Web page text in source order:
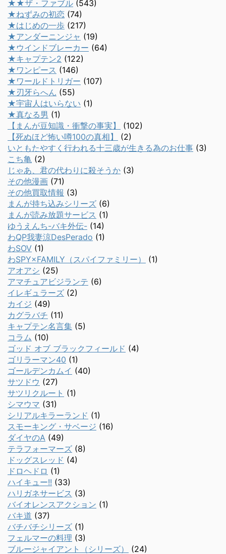
★★ザ・ファブル (543)
★ねずみの初恋 (74)
★はじめの一歩 (217)
★アンダーニンジャ (19)
★ウインドブレーカー (64)
★キャプテン2 (122)
★ワンピース (146)
★ワールドトリガー (107)
★刃牙らへん (55)
★宇宙人はいらない (1)
★真なる男 (1)
【まんが豆知識・衝撃の事実】
(102)
【死ぬほど怖い噂100の真相】
(2)
いともたやすく行われる十三歳が生きる為のお仕事 (3)
こち亀 (2)
じゃあ、君の代わりに殺そうか (3)
その他漫画 (71)
その他買取情報 (3)
まんが持ち込みシリーズ (6)
まんが読み放題サービス (1)
ゆうえんち-バキ外伝- (14)
わQP我妻涼DesPerado (1)
わSOV (1)
わSPY×FAMILY（スパイファミリー）
(1)
アオアシ (25)
アマチュアビジランテ (6)
イレギュラーズ (2)
カイジ (49)
カグラバチ (11)
キャプテン名言集 (5)
コラム (10)
ゴッド オブ ブラックフィールド (4)
ゴリラーマン40 (1)
ゴールデンカムイ (40)
サツドウ (27)
サツリクルート (1)
シマウマ (31)
シリアルキラーランド (1)
スモーキング・サベージ (16)
ダイヤのA (49)
テラフォーマーズ (8)
ドッグスレッド (4)
ドロヘドロ (1)
ハイキュー!! (33)
ハリガネサービス (3)
バイオレンスアクション (1)
バキ道 (37)
バチバチシリーズ (1)
フェルマーの料理 (3)
ブルージャイアント（シリーズ）
(24)